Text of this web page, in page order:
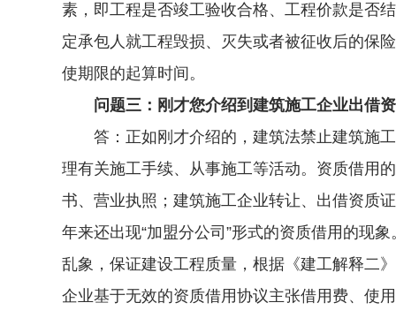
素，即工程是否竣工验收合格、工程价款是否
定承包人就工程毁损、灭失或者被征收后的保
使期限的起算时间。
问题三：刚才您介绍到建筑施工企业出借
答：正如刚才介绍的，建筑法禁止建筑施工
理有关施工手续、从事施工等活动。资质借用
书、营业执照；建筑施工企业转让、出借资质
年来还出现“加盟分公司”形式的资质借用的现
乱象，保证建设工程质量，根据《建工解释二
企业基于无效的资质借用协议主张借用费、使